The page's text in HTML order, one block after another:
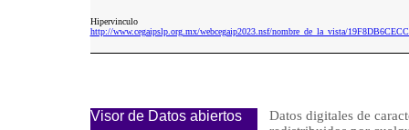
Hipervinculo
http://www.cegaipslp.org.mx/webcegaip2023.nsf/nombre_de_la_vista/
Visor de Datos abiertos
Datos digitales de